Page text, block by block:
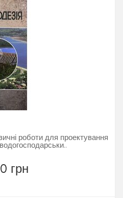
роботи для проектування
грн